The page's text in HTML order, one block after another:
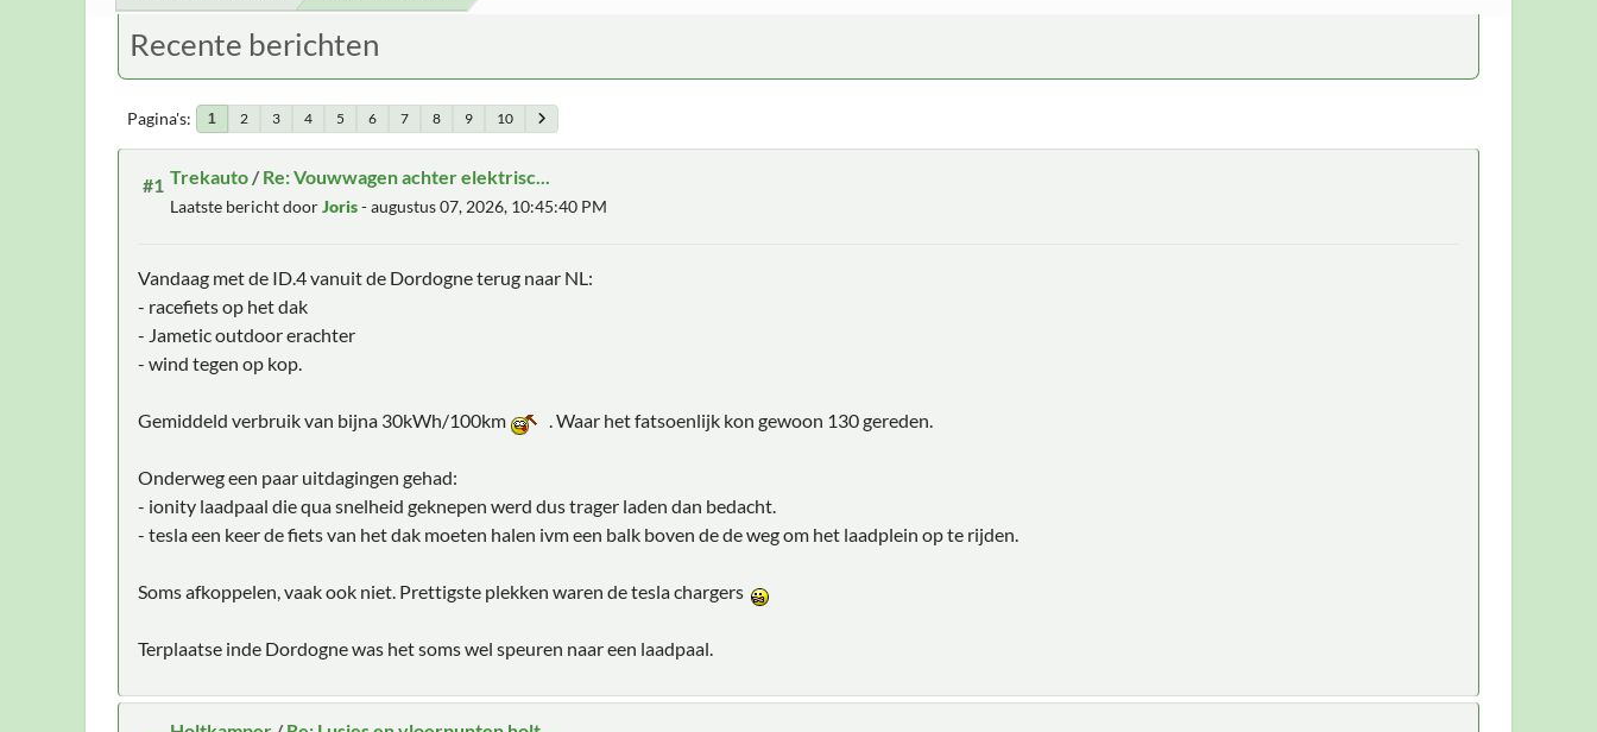
Recente berichten
Pagina's 1 2 3 4 5 6 7 8 9 10
#1 Trekauto /Re: Vouwwagen achter elektrisc...
Laatste bericht doorJoris- augustus 07, 2026, 10:45:40 PM
Vandaag met de ID.4 vanuit de Dordogne terug naar NL:
- racefiets op het dak
- Jametic outdoor erachter
- wind tegen op kop.
Gemiddeld verbruik van bijna 30kWh/100km . Waar het fatsoenlijk kon gewoon 130 gereden.
Onderweg een paar uitdagingen gehad:
- ionity laadpaal die qua snelheid geknepen werd dus trager laden dan bedacht.
- tesla een keer de fiets van het dak moeten halen ivm een balk boven de de weg om het laadplein op te rijden.
Soms afkoppelen, vaak ook niet. Prettigste plekken waren de tesla chargers
Terplaatse inde Dordogne was het soms wel speuren naar een laadpaal.